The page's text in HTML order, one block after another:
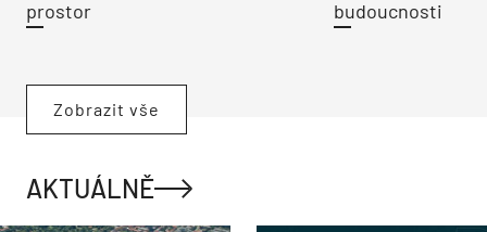
prostor budoucnosti
Zobrazit vše
AKTUÁLNĚ